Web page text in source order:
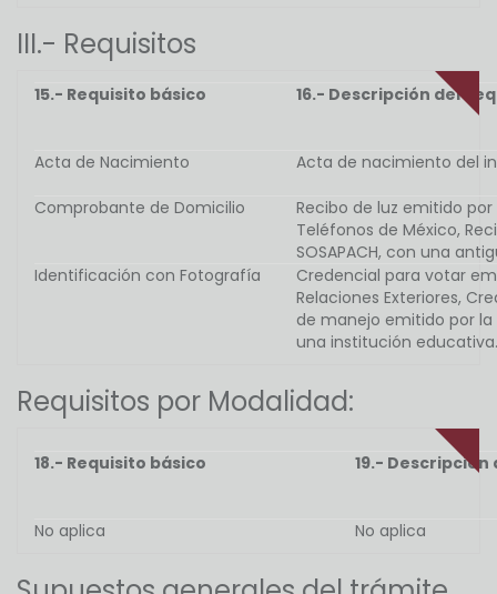
III.- Requisitos
15.- Requisito básico 16.- Descripción del
Acta de Nacimiento Acta de nacimiento del
Comprobante de Domicilio
Recibo de luz emitido
Teléfonos de México,
SOSAPACH, con una
Identificación con Fotografía
Credencial para votar
Relaciones Exteriores,
de manejo emitido por
una institución educativa.
Requisitos por Modalidad:
18.- Requisito básico 19.-
No aplica No aplica